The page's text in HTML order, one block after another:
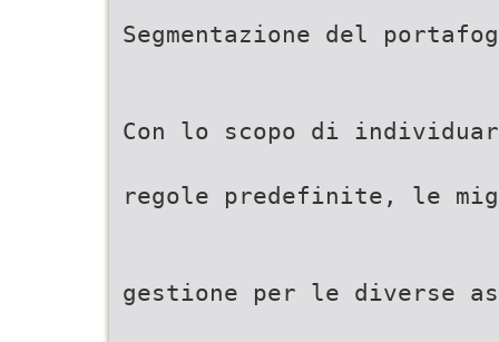
Segmentazione del
Con lo scopo di
regole predefinite, le
gestione per le diverse